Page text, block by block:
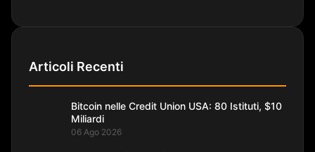
Articoli Recenti
Bitcoin nelle Credit Union USA: 80 Istituti, $10
Miliardi
06 Ago 2026